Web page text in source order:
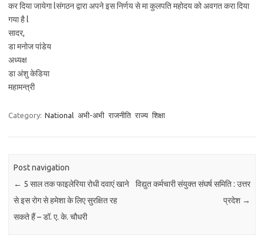
कर दिया जायेगा lसंगठन द्वारा अपने इस निर्णय से मा कुलपति महोदय को अवगत करा दिया
गया है l
सादर,
डा मनोज पांडेय
अध्यक्ष
डा अंशु केडिया
महामन्त्री
Category: National अभी-अभी राजनीति राज्य शिक्षा
Post navigation
← 5 साल तक फाइलेरिया रोधी दवाएं खाने
से इस रोग से हमेशा के लिए सुरक्षित रह
सकते हैं – डॉ. ए. के. चौधरी
विद्युत कर्मचारी संयुक्त संघर्ष समिति : उत्तर
प्रदेश →